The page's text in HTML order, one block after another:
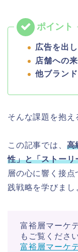
広告を出
店舗への
他ブラン
そんな課題を抱え
この記事では、 高
性」と「ストー
層の心に響く接
践戦略を学びまし
富裕層マーケ
もご覧くださ
富裕層マーケ